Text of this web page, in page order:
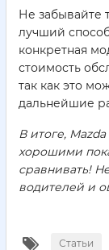
Не забывайте
лучший
конкретная
стоимость
так как это
дальнейшие
В итоге,
хорошими
сравнивать!
водителей и
Статьи